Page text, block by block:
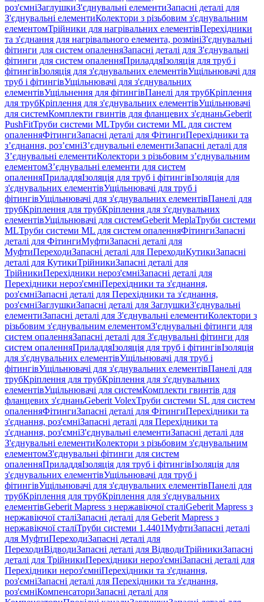
роз'ємніЗаглушкиЗ'єднувальні елементиЗапасні деталі для
З'єднувальні елементиКолектори з різьбовим з'єднувальним
елементомТрійники для нагрівальних елементівПерехідники
та з'єднання для нагрівального елемента, розмініЗ'єднувальні
фітинги для систем опаленняЗапасні деталі для З'єднувальні
фітинги для систем опаленняПриладдяІзоляція для труб і
фітингівІзоляція для з'єднувальних елементівУщільнювачі для
труб і фітингівУщільнювачі для з'єднувальних
елементівУщільнення для фітингівПанелі для трубКріплення
для трубКріплення для з'єднувальних елементівУщільнювачі
для системКомплекти гвинтів для фланцевих з'єднаньGeberit
PushFitТруби системи MLТруби системи ML для систем
опаленняФітингиЗапасні деталі для ФітингиПерехідники та
з’єднання, роз’ємніЗ’єднувальні елементиЗапасні деталі для
З’єднувальні елементиКолектори з різьбовим з’єднувальним
елементомЗ’єднувальні елементи для систем
опаленняПриладдяІзоляція для труб і фітингівІзоляція для
з'єднувальних елементівУщільнювачі для труб і
фітингівУщільнювачі для з'єднувальних елементівПанелі для
трубКріплення для трубКріплення для з'єднувальних
елементівУщільнювачі для системGeberit MeplaТруби системи
MLТруби системи ML для систем опаленняФітингиЗапасні
деталі для ФітингиМуфтиЗапасні деталі для
МуфтиПереходиЗапасні деталі для ПереходиКутикиЗапасні
деталі для КутикиТрійникиЗапасні деталі для
ТрійникиПерехідники нероз'ємніЗапасні деталі для
Перехідники нероз'ємніПерехідники та з'єднання,
роз'ємніЗапасні деталі для Перехідники та з'єднання,
роз'ємніЗаглушкиЗапасні деталі для ЗаглушкиЗ'єднувальні
елементиЗапасні деталі для З'єднувальні елементиКолектори з
різьбовим з'єднувальним елементомЗ'єднувальні фітинги для
систем опаленняЗапасні деталі для З'єднувальні фітинги для
систем опаленняПриладдяІзоляція для труб і фітингівІзоляція
для з'єднувальних елементівУщільнювачі для труб і
фітингівУщільнювачі для з'єднувальних елементівПанелі для
трубКріплення для трубКріплення для з'єднувальних
елементівУщільнювачі для системКомплекти гвинтів для
фланцевих з'єднаньGeberit VolexТруби системи SL для систем
опаленняФітингиЗапасні деталі для ФітингиПерехідники та
з'єднання, роз'ємніЗапасні деталі для Перехідники та
з'єднання, роз'ємніЗ'єднувальні елементиЗапасні деталі для
З'єднувальні елементиКолектори з різьбовим з'єднувальним
елементомЗ'єднувальні фітинги для систем
опаленняПриладдяІзоляція для труб і фітингівІзоляція для
з'єднувальних елементівУщільнювачі для труб і
фітингівУщільнювачі для з'єднувальних елементівПанелі для
трубКріплення для трубКріплення для з'єднувальних
елементівGeberit Mapress з нержавіючої сталіGeberit Mapress з
нержавіючої сталіЗапасні деталі для Geberit Mapress з
нержавіючої сталіТруби системи 1.4401МуфтиЗапасні деталі
для МуфтиПереходиЗапасні деталі для
ПереходиВідводиЗапасні деталі для ВідводиТрійникиЗапасні
деталі для ТрійникиПерехідники нероз'ємніЗапасні деталі для
Перехідники нероз'ємніПерехідники та з'єднання,
роз'ємніЗапасні деталі для Перехідники та з'єднання,
роз'ємніКомпенсаториЗапасні деталі для